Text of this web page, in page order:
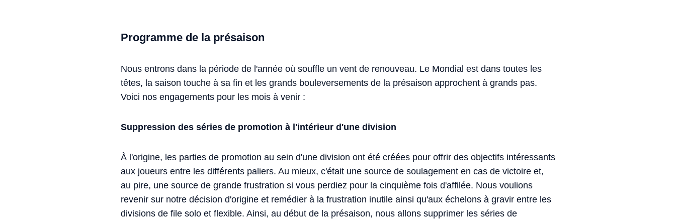
Programme de la présaison
Nous entrons dans la période de l'année où souffle un vent de renouveau. Le Mondial est dans toutes les
têtes, la saison touche à sa fin et les grands bouleversements de la présaison approchent à grands pas.
Voici nos engagements pour les mois à venir :
Suppression des séries de promotion à l'intérieur d'une division
À l'origine, les parties de promotion au sein d'une division ont été créées pour offrir des objectifs intéressants
aux joueurs entre les différents paliers. Au mieux, c'était une source de soulagement en cas de victoire et,
au pire, une source de grande frustration si vous perdiez pour la cinquième fois d'affilée. Nous voulions
revenir sur notre décision d'origine et remédier à la frustration inutile ainsi qu'aux échelons à gravir entre les
divisions de file solo et flexible. Ainsi, au début de la présaison, nous allons supprimer les séries de